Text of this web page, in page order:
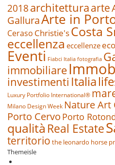
2018architetturaarte
GalluraArte in
Ceraso Christie'sCosta
eccellenza eccellenze
Eventi Fiabci Italia fotografia
immobiliare
investimenti Italia
Luxury Portfolio International®
Milano Design Week Nature Art
Porto Cervo Porto
qualità Real Estate
territorio the leonardo horse
Themeisle